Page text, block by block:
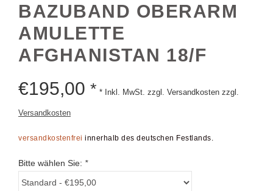
BAZUBAND OBERARM
AMULETTE
AFGHANISTAN 18/F
€195,00 * * Inkl. MwSt. zzgl. Versandkosten zzgl.
Versandkosten
versandkostenfrei innerhalb des deutschen Festlands.
Bitte wählen Sie: *